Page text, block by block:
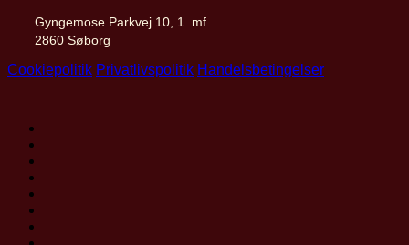
Gyngemose Parkvej 10, 1. mf
2860 Søborg
Cookiepolitik Privatlivspolitik Handelsbetingelser